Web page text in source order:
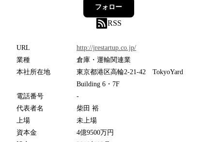
フォロー
RSS
URL
http://jrestartup.co.jp/
業種
倉庫・運輸関連業
本社所在地
東京都港区高輪2-21-42 TokyoYard
Building 6・7F
電話番号
-
代表者名
柴田 裕
上場
未上場
資本金
4億9500万円